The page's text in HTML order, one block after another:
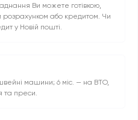
Ви можете готівкою,
розрахунком або кредитом. Чи
у Новій пошті.
машини; 6 міс. — на ВТО,
та преси.